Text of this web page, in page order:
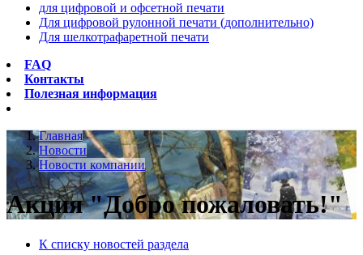
для цифровой и офсетной печати
Для цифровой рулонной печати (дополнительно)
Для шелкотрафаретной печати
FAQ
Контакты
Полезная информация
Главная
Новости
Новости компании
Акция "Добро пожаловать!"
К списку новостей раздела